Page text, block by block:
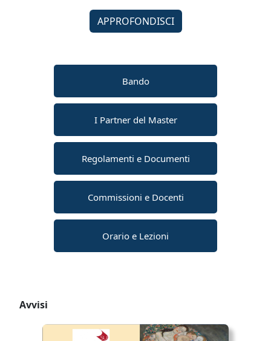
APPROFONDISCI
Bando
I Partner del Master
Regolamenti e Documenti
Commissioni e Docenti
Orario e Lezioni
Avvisi